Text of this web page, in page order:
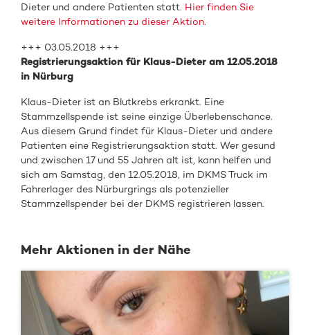
Dieter und andere Patienten statt. Hier finden Sie
weitere Informationen zu dieser Aktion.
+++ 03.05.2018 +++
Registrierungsaktion für Klaus-Dieter am 12.05.2018
in Nürburg
Klaus-Dieter ist an Blutkrebs erkrankt. Eine
Stammzellspende ist seine einzige Überlebenschance.
Aus diesem Grund findet für Klaus-Dieter und andere
Patienten eine Registrierungsaktion statt. Wer gesund
und zwischen 17 und 55 Jahren alt ist, kann helfen und
sich am Samstag, den 12.05.2018, im DKMS Truck im
Fahrerlager des Nürburgrings als potenzieller
Stammzellspender bei der DKMS registrieren lassen.
Mehr Aktionen in der Nähe